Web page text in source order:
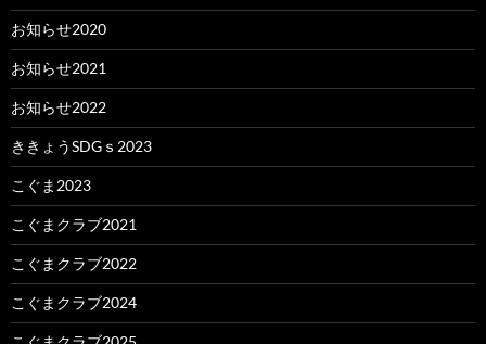
お知らせ2020
お知らせ2021
お知らせ2022
ききょうSDGｓ2023
こぐま2023
こぐまクラブ2021
こぐまクラブ2022
こぐまクラブ2024